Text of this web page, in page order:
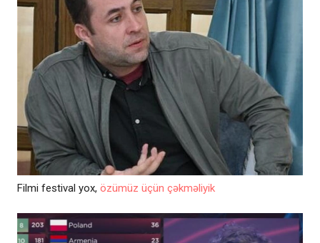
Filmi festival yox, özümüz üçün çəkməliyik